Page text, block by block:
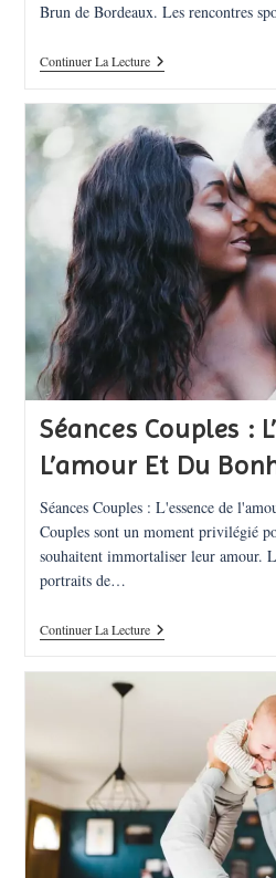
Brun de Bordeaux. Les rencontres
Continuer La LectureCoup
De
Café
Brun
De
Bordeaux
Séances Couples :
L’amour Et Du
Séances Couples : L'essence de
Couples sont un moment privilégié
souhaitent immortaliser leur amour.
portraits de…
Continuer La LectureSéances
Couples
Bonheur